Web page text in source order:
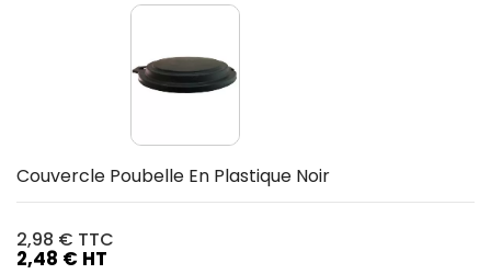
Couvercle Poubelle En Plastique Noir
2,98 € TTC
2,48 € HT